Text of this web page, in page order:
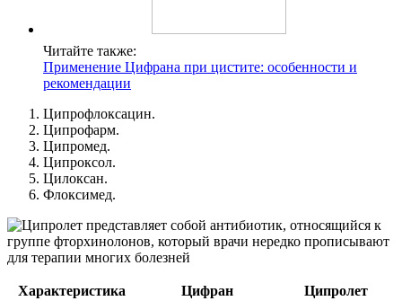
Читайте также:
Применение Цифрана при цистите: особенности и
рекомендации
Ципрофлоксацин.
Ципрофарм.
Ципромед.
Ципроксол.
Цилоксан.
Флоксимед.
Характеристика Цифран
Ципролет